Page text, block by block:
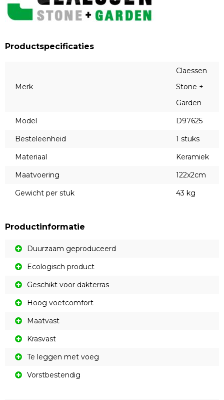
Productspecificaties
Merk
Claessen
Stone +
Garden
Model
D97625
Besteleenheid
1 stuks
Materiaal
Keramiek
Maatvoering
122x2cm
Gewicht per stuk
43 kg
Productinformatie
Duurzaam geproduceerd
Ecologisch product
Geschikt voor dakterras
Hoog voetcomfort
Maatvast
Krasvast
Te leggen met voeg
Vorstbestendig